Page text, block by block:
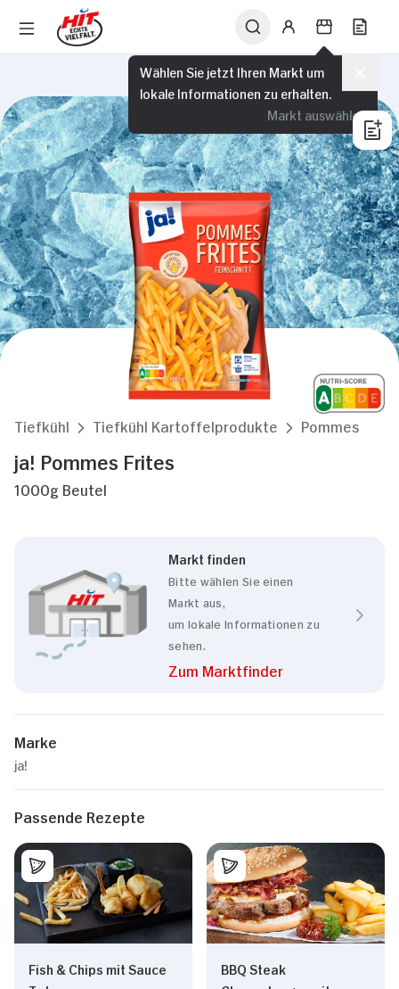
Wählen Sie jetzt Ihren Markt um
lokale Informationen zu erhalten.
Markt auswählen
Tiefkühl Tiefkühl Kartoffelprodukte Pommes
ja! Pommes Frites
1000g Beutel
Markt finden
Bitte wählen Sie einen
Markt aus,
um lokale Informationen zu
sehen.
Zum Marktfinder
Marke
ja!
Passende Rezepte
Fish & Chips mit Sauce
BBQ Steak